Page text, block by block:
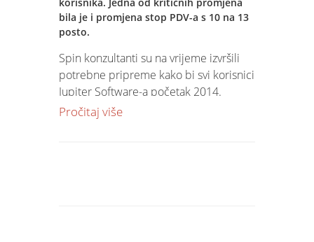
standardne module za upravljanje
tvrtkom – BI, ERP, CRM, HRM i WHM.
Projekt implementacije obuhvatit će
prijenos podataka iz postojećeg
obukom, konzaltingom i razvojem
bila je i promjena stop PDV-a s 10 na 13
posto.
Spin konzultanti su na vrijeme izvršili
potrebne pripreme kako bi svi korisnici
Jupiter Software-a početak 2014.
godine dočekali spremni.
Pročitaj više